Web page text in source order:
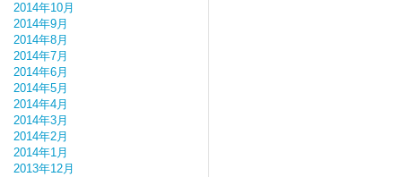
2014年10月
2014年9月
2014年8月
2014年7月
2014年6月
2014年5月
2014年4月
2014年3月
2014年2月
2014年1月
2013年12月